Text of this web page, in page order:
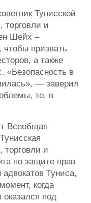
Тунисской
и
Шейх –
чтобы призвать
а также
. «Безопасность в
— заверил
то, в
Всеобщая
и
по защите прав
Туниса,
когда
оказался под